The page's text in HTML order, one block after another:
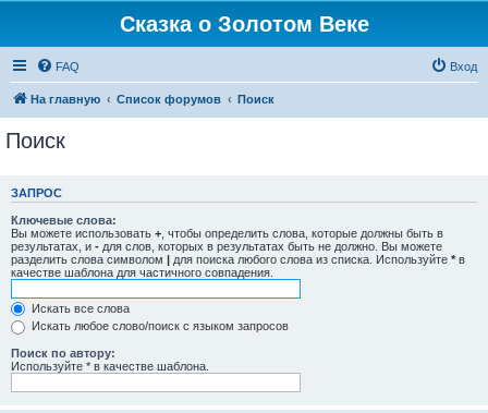
Сказка о Золотом Веке
FAQ Вход
На главную Список форумов Поиск
Поиск
ЗАПРОС
Ключевые слова:
Вы можете использовать + , чтобы определить слова, которые должны быть в
результатах, и - для слов, которых в результатах быть не должно. Вы можете
разделить слова символом | для поиска любого слова из списка. Используйте * в
качестве шаблона для частичного совпадения.
Искать все слова
Искать любое слово/поиск с языком запросов
Поиск по автору:
Используйте * в качестве шаблона.